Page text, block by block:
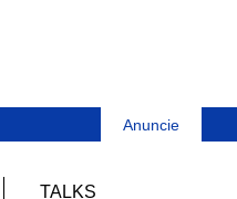
Anuncie
TALKS